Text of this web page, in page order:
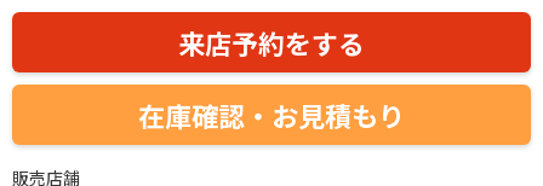
来店予約をする
在庫確認・お見積もり
販売店舗